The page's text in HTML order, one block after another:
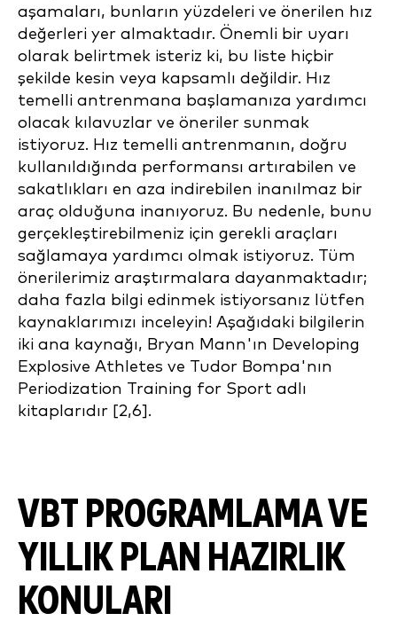
aşamaları, bunların yüzdeleri ve önerilen hız
değerleri yer almaktadır. Önemli bir uyarı
olarak belirtmek isteriz ki, bu liste hiçbir
şekilde kesin veya kapsamlı değildir. Hız
temelli antrenmana başlamanıza yardımcı
olacak kılavuzlar ve öneriler sunmak
istiyoruz. Hız temelli antrenmanın, doğru
kullanıldığında performansı artırabilen ve
sakatlıkları en aza indirebilen inanılmaz bir
araç olduğuna inanıyoruz. Bu nedenle, bunu
gerçekleştirebilmeniz için gerekli araçları
sağlamaya yardımcı olmak istiyoruz. Tüm
önerilerimiz araştırmalara dayanmaktadır;
daha fazla bilgi edinmek istiyorsanız lütfen
kaynaklarımızı inceleyin! Aşağıdaki bilgilerin
iki ana kaynağı, Bryan Mann'ın Developing
Explosive Athletes ve Tudor Bompa'nın
Periodization Training for Sport adlı
kitaplarıdır [2,6].
VBT PROGRAMLAMA VE
YILLIK PLAN HAZIRLIK
KONULARI